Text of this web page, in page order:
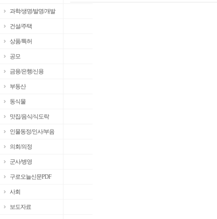
과학/생명/발명/개발
건설/주택
상품/특허
공모
금융/은행/신용
부동산
동식물
맛집/음식/식도락
인물동정/인사/부음
의회/의정
군사/병영
구로오늘신문PDF
사회
보도자료